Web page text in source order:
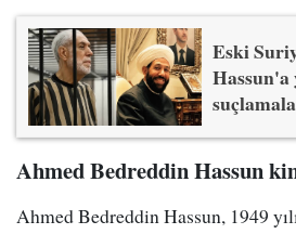
Eski
Ahmed Bedreddin Hassun
Ahmed Bedreddin Hassun, 1949